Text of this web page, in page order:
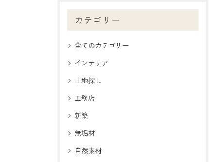
カテゴリー
全てのカテゴリー
インテリア
土地探し
工務店
新築
無垢材
自然素材